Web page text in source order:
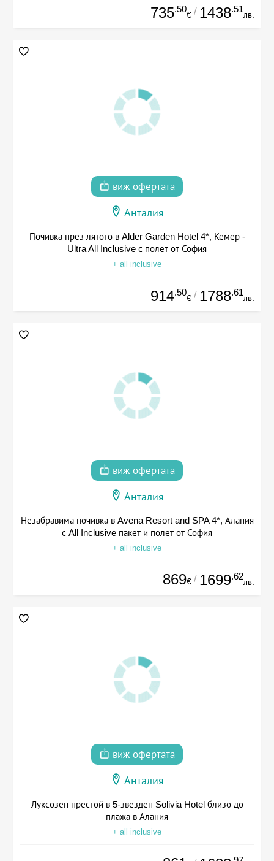
735.50
€ / 1438.51
лв.
виж офертата
Анталия
Почивка през лятото в Alder Garden Hotel 4*, Кемер -
Ultra All Inclusive с полет от София
+ all inclusive
914.50
€ / 1788.61
лв.
виж офертата
Анталия
Незабравима почивка в Avena Resort and SPA 4*, Алания
с All Inclusive пакет и полет от София
+ all inclusive
869€ / 1699.62
лв.
виж офертата
Анталия
Луксозен престой в 5-звезден Solivia Hotel близо до
плажа в Алания
+ all inclusive